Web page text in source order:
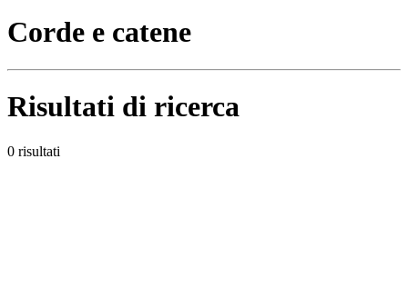
Corde e catene
Risultati di ricerca
0 risultati